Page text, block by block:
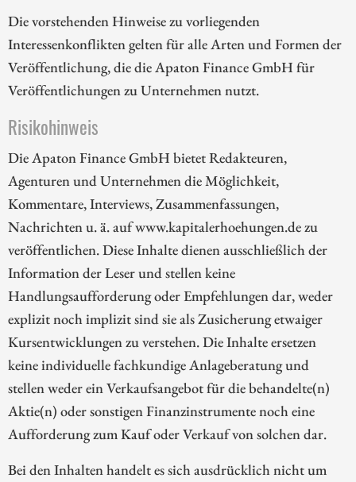
Die vorstehenden Hinweise zu vorliegenden
Interessenkonflikten gelten für alle Arten und Formen der
Veröffentlichung, die die Apaton Finance GmbH für
Veröffentlichungen zu Unternehmen nutzt.
Risikohinweis
Die Apaton Finance GmbH bietet Redakteuren,
Agenturen und Unternehmen die Möglichkeit,
Kommentare, Interviews, Zusammenfassungen,
Nachrichten u. ä. auf www.kapitalerhoehungen.de zu
veröffentlichen. Diese Inhalte dienen ausschließlich der
Information der Leser und stellen keine
Handlungsaufforderung oder Empfehlungen dar, weder
explizit noch implizit sind sie als Zusicherung etwaiger
Kursentwicklungen zu verstehen. Die Inhalte ersetzen
keine individuelle fachkundige Anlageberatung und
stellen weder ein Verkaufsangebot für die behandelte(n)
Aktie(n) oder sonstigen Finanzinstrumente noch eine
Aufforderung zum Kauf oder Verkauf von solchen dar.
Bei den Inhalten handelt es sich ausdrücklich nicht um